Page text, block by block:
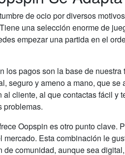
de ocio por diversos
una selección enorme de
empezar una partida en el
los pagos son la base de
seguro y ameno a mano, que
cliente, al que contactas fácil y
problemas.
Oopspin es otro punto clave.
Esta combinación le
comunidad, aunque sea